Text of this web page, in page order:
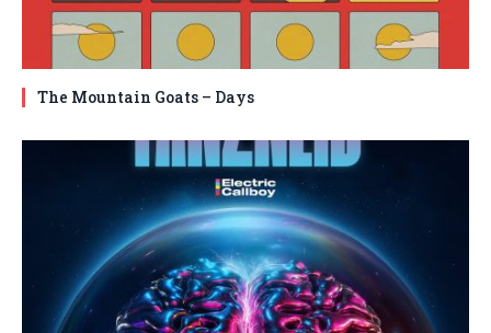
The Mountain Goats – Days